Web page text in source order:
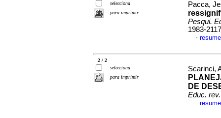
selecciona
para imprimir
Pacca,
Pesqui.
1983-2117
·
2 / 2
selecciona
para imprimir
Scarinci,
DE
Educ. rev.
·